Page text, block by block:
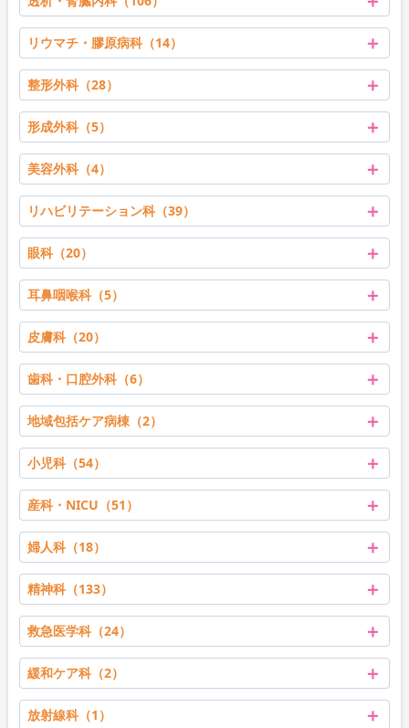
リウマチ・膠原病科（14） ＋
整形外科（28） ＋
形成外科（5） ＋
美容外科（4） ＋
リハビリテーション科（39） ＋
眼科（20） ＋
耳鼻咽喉科（5） ＋
皮膚科（20） ＋
歯科・口腔外科（6） ＋
地域包括ケア病棟（2） ＋
小児科（54） ＋
産科・NICU（51） ＋
婦人科（18） ＋
精神科（133） ＋
救急医学科（24） ＋
緩和ケア科（2） ＋
放射線科（1） ＋